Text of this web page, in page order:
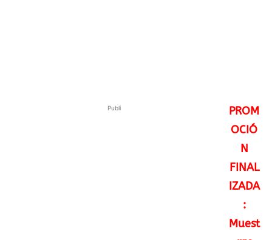
Publi
PROM
OCIÓ
N
FINAL
IZADA
:
Muest